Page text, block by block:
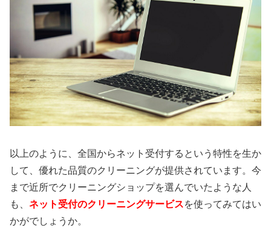
以上のように、全国からネット受付するという特性を生か
して、優れた品質のクリーニングが提供されています。今
まで近所でクリーニングショップを選んでいたような人
も、 ネット受付のクリーニングサービスを使ってみてはい
かがでしょうか。